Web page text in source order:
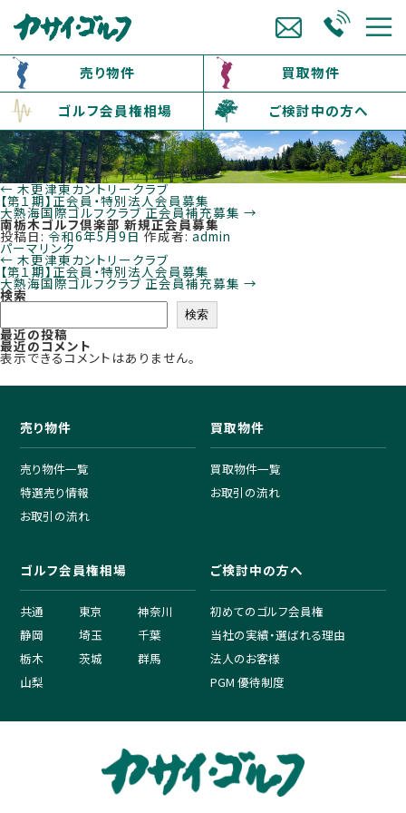
売り物件
買取物件
ゴルフ会員権相場
ご検討中の方へ
←木更津東カントリークラブ
【第１期】正会員・特別法人会員募集
大熱海国際ゴルフクラブ 正会員補充募集 →
南栃木ゴルフ倶楽部 新規正会員募集
投稿日: 令和6年5月9日 作成者: admin
パーマリンク
← 木更津東カントリークラブ
【第１期】正会員・特別法人会員募集
大熱海国際ゴルフクラブ 正会員補充募集 →
検索
検索
最近の投稿
最近のコメント
表示できるコメントはありません。
売り物件
売り物件一覧
特選売り情報
お取引の流れ
買取物件
買取物件一覧
お取引の流れ
ゴルフ会員権相場
共通 東京
神奈川
静岡
埼玉
千葉
栃木
茨城
群馬
山梨
ご検討中の方へ
初めてのゴルフ会員権
当社の実績・選ばれる理由
法人のお客様
PGM 優待制度